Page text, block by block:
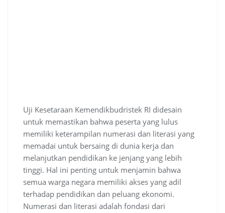
Uji Kesetaraan Kemendikbudristek RI didesain
untuk memastikan bahwa peserta yang lulus
memiliki keterampilan numerasi dan literasi yang
memadai untuk bersaing di dunia kerja dan
melanjutkan pendidikan ke jenjang yang lebih
tinggi. Hal ini penting untuk menjamin bahwa
semua warga negara memiliki akses yang adil
terhadap pendidikan dan peluang ekonomi.
Numerasi dan literasi adalah fondasi dari